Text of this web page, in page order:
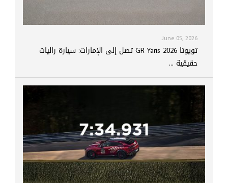
June 05, 2026
تويوتا GR Yaris 2026 تصل إلى الإمارات: سيارة راليات
حقيقية ...